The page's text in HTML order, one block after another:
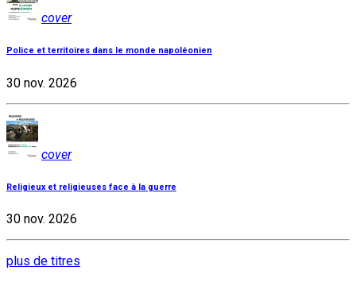
cover
Police et territoires dans le monde napoléonien
30 nov. 2026
cover
Religieux et religieuses face à la guerre
30 nov. 2026
plus de titres